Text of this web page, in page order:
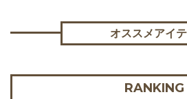
オススメアイ
RANKING